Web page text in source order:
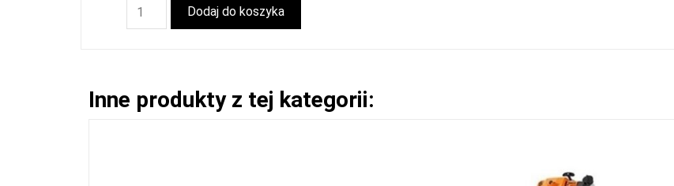
Dodaj do koszyka
Inne produkty z tej kategorii: